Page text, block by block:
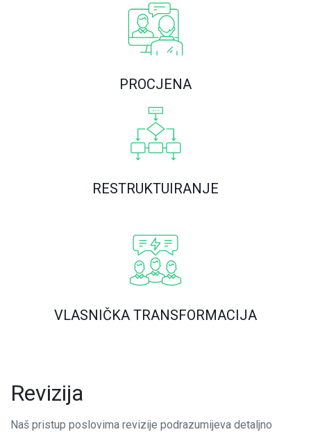
PROCJENA
RESTRUKTUIRANJE
VLASNIČKA TRANSFORMACIJA
Revizija
Naš pristup poslovima revizije podrazumijeva detaljno